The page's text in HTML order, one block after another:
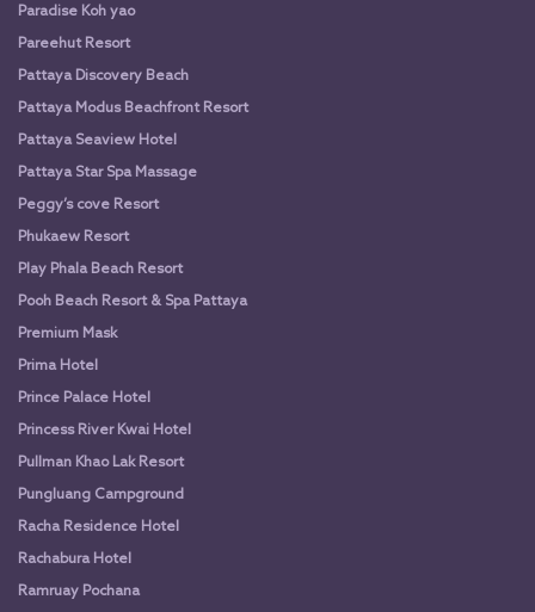
Paradise Koh yao
Pareehut Resort
Pattaya Discovery Beach
Pattaya Modus Beachfront Resort
Pattaya Seaview Hotel
Pattaya Star Spa Massage
Peggy’s cove Resort
Phukaew Resort
Play Phala Beach Resort
Pooh Beach Resort & Spa Pattaya
Premium Mask
Prima Hotel
Prince Palace Hotel
Princess River Kwai Hotel
Pullman Khao Lak Resort
Pungluang Campground
Racha Residence Hotel
Rachabura Hotel
Ramruay Pochana